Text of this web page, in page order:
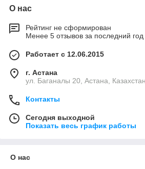
О нас
Рейтинг не сформирован
Менее 5 отзывов за последний год
Работает с 12.06.2015
г. Астана
ул. Баганалы 20, Астана, Казахстан
Контакты
Сегодня выходной
Показать весь график работы
О нас